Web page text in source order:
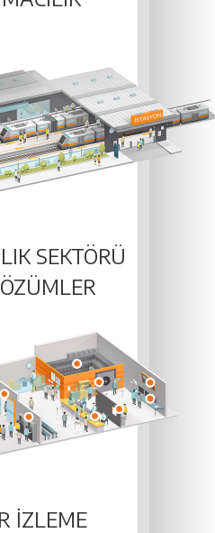
SEKTÖRÜ
İZLEME